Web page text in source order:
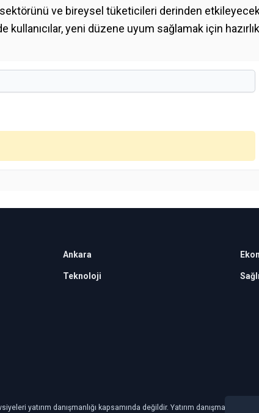
sektörünü ve bireysel tüketicileri derinden
kullanıcılar, yeni düzene uyum sağlamak için hazırlık
Ankara
Teknoloji
yatırım danışmanlığı kapsamında değildir. Yatırım danışmanlığı